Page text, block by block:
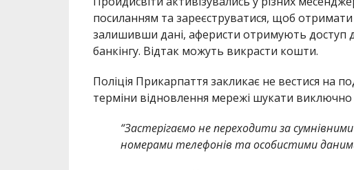
посиланням та зареєструватися, щоб
залишивши дані, аферисти отримують доступ
банкінгу. Відтак можуть викрасти кошти.
Поліція Прикарпаття закликає не вестися на
терміни відновлення мережі шукати виключно
“Застерігаємо не переходити за
номерами телефонів та особистими